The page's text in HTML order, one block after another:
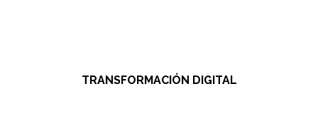
TRANSFORMACIÓN DIGITAL